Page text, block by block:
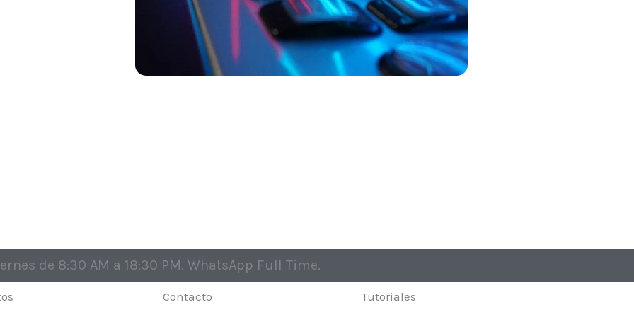
de 8:30 AM a 18:30 PM. WhatsApp Full Time.
Contacto Tutoriales